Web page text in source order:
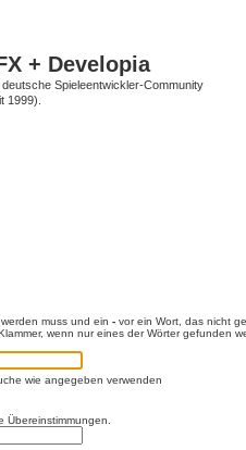
+ Developia
deutsche Spieleentwickler-Community
1999).
muss und ein - vor ein Wort, das nicht
wenn nur eines der Wörter gefunden
wie angegeben verwenden
Übereinstimmungen.